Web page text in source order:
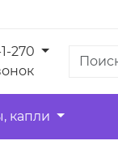
270
капли